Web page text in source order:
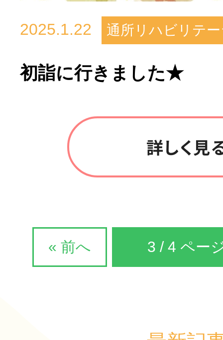
2025.1.22 通所リハビリテ
初詣に行きました★
詳しく見
« 前へ 3 / 4 ペー